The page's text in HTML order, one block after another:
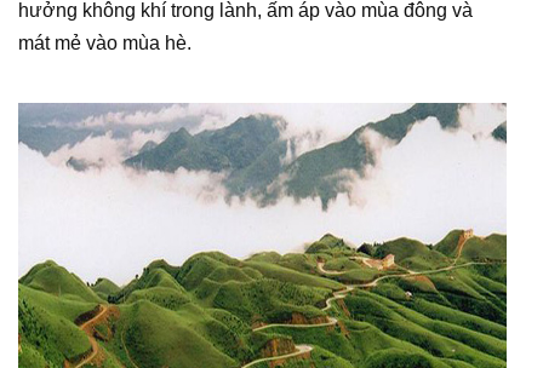
hưởng không khí trong lành, ấm áp vào mùa đông và
mát mẻ vào mùa hè.